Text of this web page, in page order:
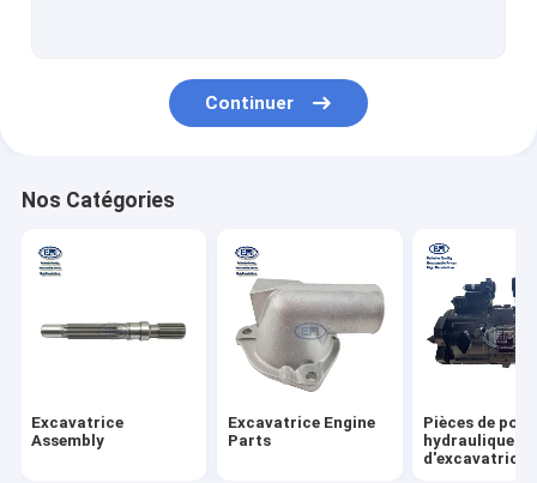
Kits de joint d'excavatrice
Excavatrice Turbocharger
Filtre d'excavatrice
Continuer
Nos Catégories
Excavatrice
Assembly
Excavatrice Engine
Parts
Pièces de
hydraulique
d'excavatrice